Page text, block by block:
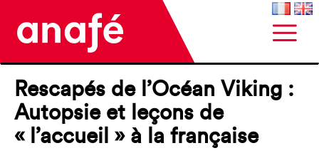
Rescapés de l’Océan Viking :
Autopsie et leçons de
« l’accueil » à la française